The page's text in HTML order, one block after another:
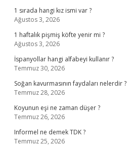
1 sırada hangi kız ismi var ?
Ağustos 3, 2026
1 haftalık pişmiş köfte yenir mi ?
Ağustos 3, 2026
İspanyollar hangi alfabeyi kullanır ?
Temmuz 30, 2026
Soğan kavurmasının faydaları nelerdir ?
Temmuz 28, 2026
Koyunun eşi ne zaman düşer ?
Temmuz 26, 2026
Informel ne demek TDK ?
Temmuz 25, 2026